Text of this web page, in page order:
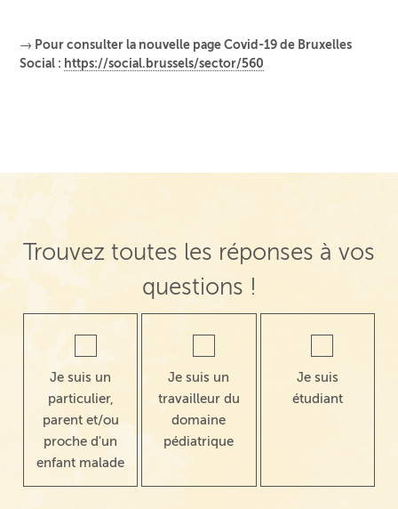
→ Pour consulter la nouvelle page Covid-19 de Bruxelles
Social : https://social.brussels/sector/560
Navigation de post
Trouvez toutes les réponses à vos
questions !
Je suis un
particulier,
parent et/ou
proche d'un
enfant malade
Je suis un
travailleur du
domaine
pédiatrique
Je suis
étudiant